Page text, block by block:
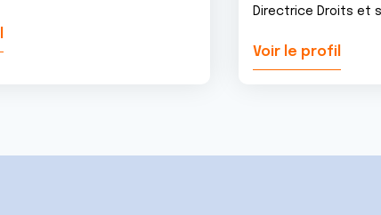
Directrice Droits et
Voir le profil